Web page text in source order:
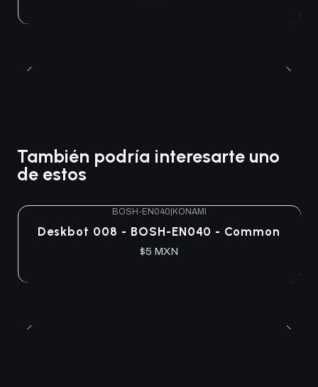
También podría interesarte uno
de estos
BOSH-EN040 KONAMI
Deskbot 008 - BOSH-EN040 - Common
$5 MXN